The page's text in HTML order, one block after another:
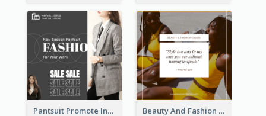
Pantsuit Promote Instagram Post Beauty And Fashion Inspirational Quote Instagram Post